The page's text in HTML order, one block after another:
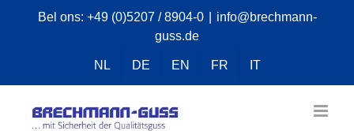
Bel ons: +49 (0)5207 / 8904-0
info@brechmann-
guss.de
NL DE EN FR IT